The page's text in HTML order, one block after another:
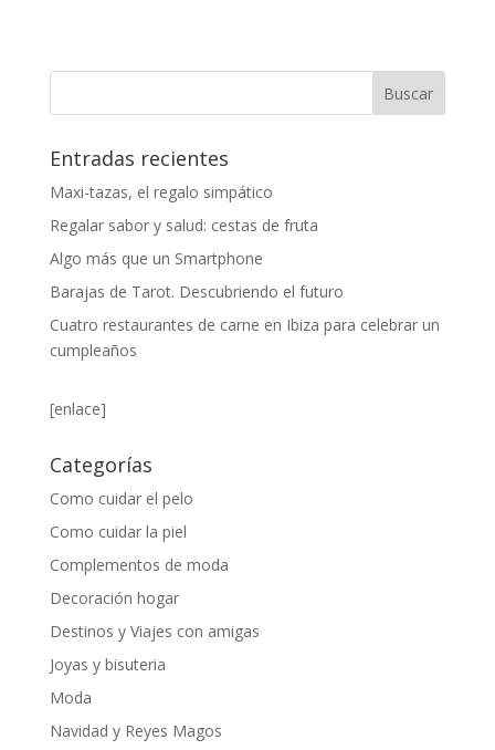
Entradas recientes
Maxi-tazas, el regalo simpático
Regalar sabor y salud: cestas de fruta
Algo más que un Smartphone
Barajas de Tarot. Descubriendo el futuro
Cuatro restaurantes de carne en Ibiza para celebrar un
cumpleaños
[enlace]
Categorías
Como cuidar el pelo
Como cuidar la piel
Complementos de moda
Decoración hogar
Destinos y Viajes con amigas
Joyas y bisuteria
Moda
Navidad y Reyes Magos